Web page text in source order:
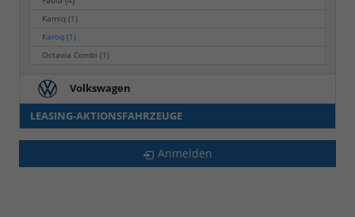
Kamiq(1)
Karoq(1)
Octavia Combi(1)
Volkswagen
LEASING-AKTIONSFAHRZEUGE
Anmelden